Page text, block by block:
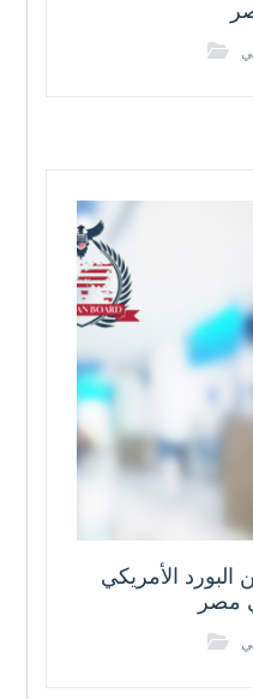
الأمريكي
مصر